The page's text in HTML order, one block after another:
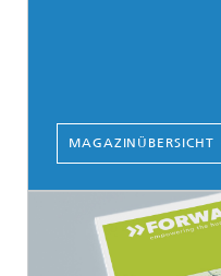
MAGAZINÜBERSICHT